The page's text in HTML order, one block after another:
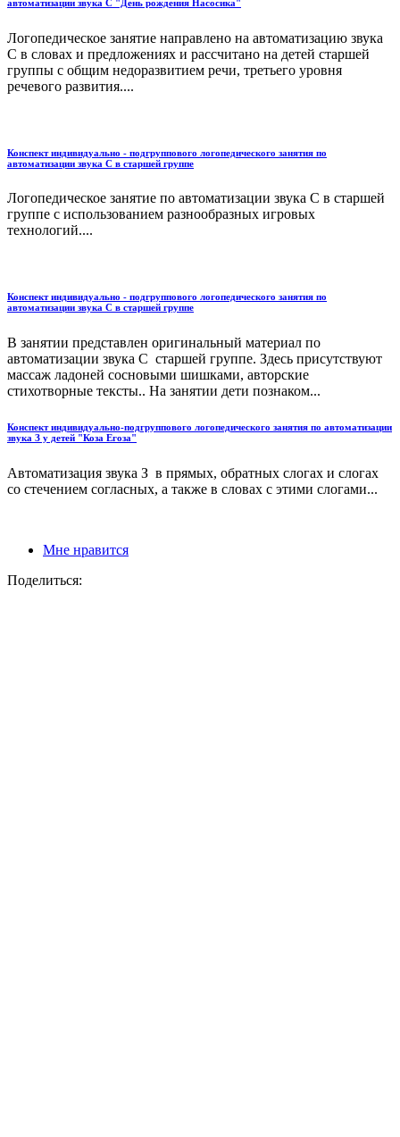
автоматизации звука С "День рождения Насосика"
Логопедическое занятие направлено на автоматизацию звука
С в словах и предложениях и рассчитано на детей старшей
группы с общим недоразвитием речи, третьего уровня
речевого развития....
Конспект индивидуально - подгруппового логопедического занятия по
автоматизации звука С в старшей группе
Логопедическое занятие по автоматизации звука С в старшей
группе с использованием разнообразных игровых
технологий....
Конспект индивидуально - подгруппового логопедического занятия по
автоматизации звука С в старшей группе
В занятии представлен оригинальный материал по
автоматизации звука С старшей группе. Здесь присутствуют
массаж ладоней сосновыми шишками, авторские
стихотворные тексты.. На занятии дети познаком...
Конспект индивидуально-подгруппового логопедического занятия по автоматизации
звука З у детей "Коза Егоза"
Автоматизация звука З в прямых, обратных слогах и слогах
со стечением согласных, а также в словах с этими слогами...
Мне нравится
Поделиться: